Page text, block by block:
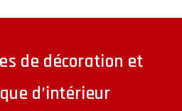
de décoration et
d’intérieur